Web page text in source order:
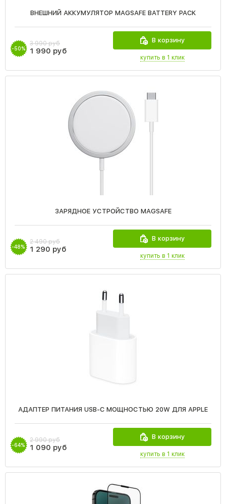
ВНЕШНИЙ АККУМУЛЯТОР MAGSAFE BATTERY PACK
-50%
3 990 руб
1 990 руб
В корзину
купить в 1 клик
ЗАРЯДНОЕ УСТРОЙСТВО MAGSAFE
-48%
2 490 руб
1 290 руб
В корзину
купить в 1 клик
АДАПТЕР ПИТАНИЯ USB-C МОЩНОСТЬЮ 20W ДЛЯ APPLE
-64%
2 990 руб
1 090 руб
В корзину
купить в 1 клик